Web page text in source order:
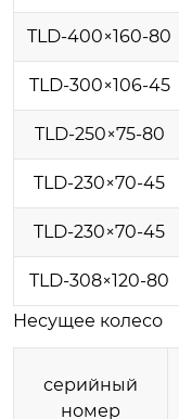
TLD-400×160-80
TLD-300×106-45
TLD-250×75-80
TLD-230×70-45
TLD-230×70-45
TLD-308×120-80
Несущее колесо
серийный
номер